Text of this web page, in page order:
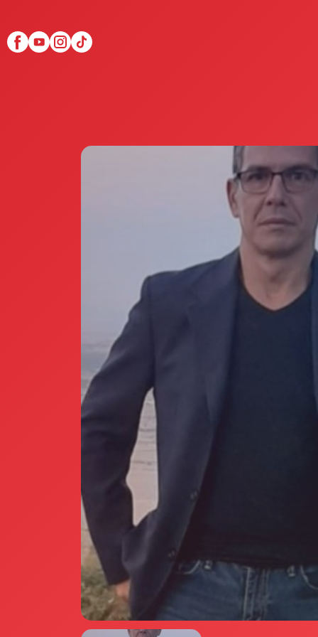
Scopri Club di Più
Le testimonianze Club
La fondatrice Valeria
Annunci Donne